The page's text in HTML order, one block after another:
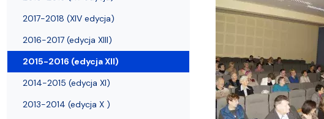
2017-2018 (XIV edycja)
2016-2017 (edycja XIII)
2015-2016 (edycja XII)
2014-2015 (edycja XI)
2013-2014 (edycja X )